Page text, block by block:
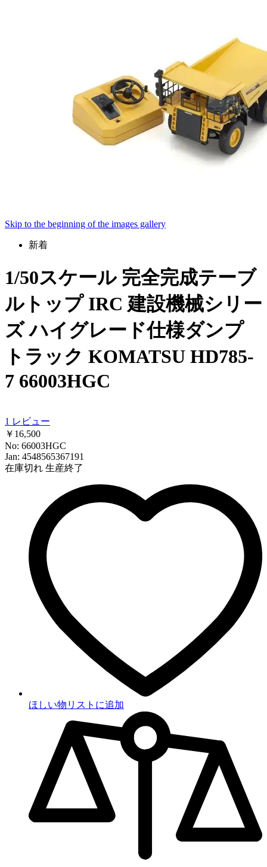
Skip to the beginning of the images gallery
新着
1/50スケール 完全完成テーブ
ルトップ IRC 建設機械シリー
ズ ハイグレード仕様ダンプ
トラック KOMATSU HD785-
7 66003HGC
1 レビュー
￥16,500
No: 66003HGC
Jan: 4548565367191
在庫切れ 生産終了
ほしい物リストに追加